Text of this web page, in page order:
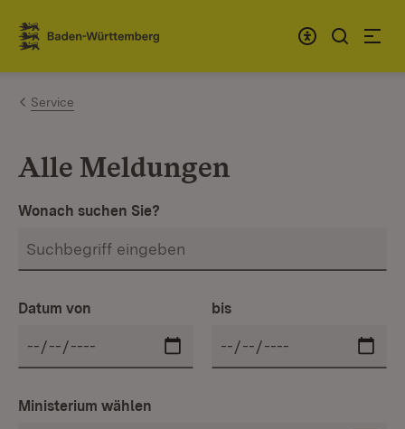
Zum Inhalt springen
Link zur Startseite
Service
Alle Meldungen
Wonach suchen Sie?
Datum von bis
Ministerium wählen